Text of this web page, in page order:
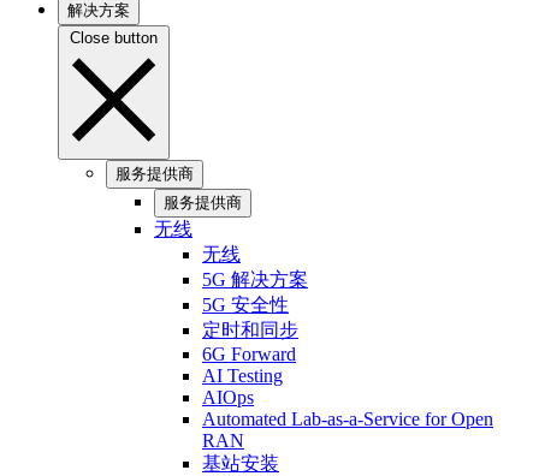
解决方案
Close button
服务提供商
服务提供商
无线
无线
5G 解决方案
5G 安全性
定时和同步
6G Forward
AI Testing
AIOps
Automated Lab-as-a-Service for Open
RAN
基站安装